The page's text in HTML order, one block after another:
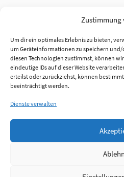
Zustimmung
Um dir ein optimales Erlebnis zu bieten,
um Geräteinformationen zu speichern
diesen Technologien zustimmst, können
eindeutige IDs auf dieser Website
erteilst oder zurückziehst, können
beeinträchtigt werden.
Dienste verwalten
Anmelden
Jobs Partner
Qualitätssicherung
Cookie-